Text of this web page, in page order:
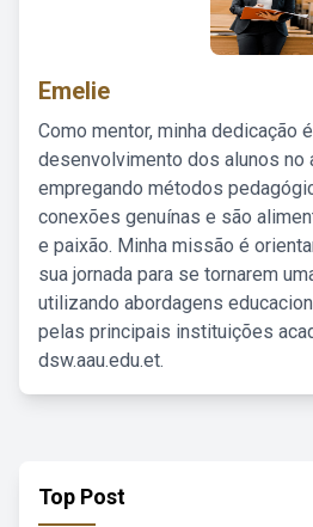
Emelie
Como mentor, minha dedicação
desenvolvimento dos alunos no
empregando métodos
conexões genuínas e são
e paixão. Minha missão é
sua jornada para se tornarem
utilizando abordagens
pelas principais instituições
dsw.aau.edu.et.
Top Post